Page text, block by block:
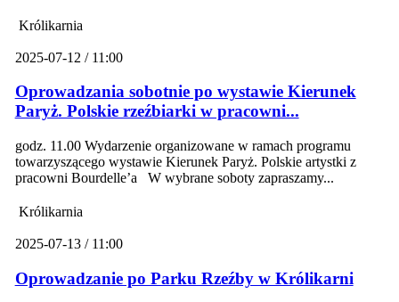
Królikarnia
2025-07-12 / 11:00
Oprowadzania sobotnie po wystawie Kierunek
Paryż. Polskie rzeźbiarki w pracowni...
godz. 11.00 Wydarzenie organizowane w ramach programu
towarzyszącego wystawie Kierunek Paryż. Polskie artystki z
pracowni Bourdelle’a W wybrane soboty zapraszamy...
Królikarnia
2025-07-13 / 11:00
Oprowadzanie po Parku Rzeźby w Królikarni